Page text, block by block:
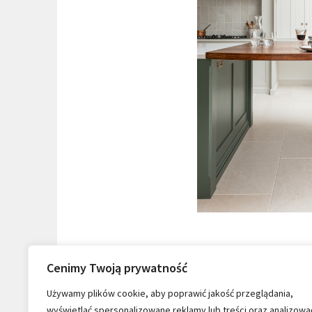
Cenimy Twoją prywatność
Używamy plików cookie, aby poprawić jakość przeglądania,